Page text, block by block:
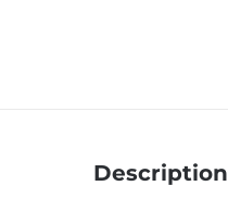
Description